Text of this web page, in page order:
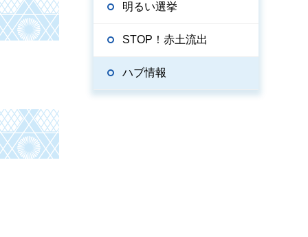
明るい選挙
STOP！赤土流出
ハブ情報